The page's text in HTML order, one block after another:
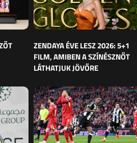
ZENDAYA ÉVE LESZ 2026: 5+1
FILM, AMIBEN A SZÍNÉSZNŐT
LÁTHATJUK JÖVŐRE